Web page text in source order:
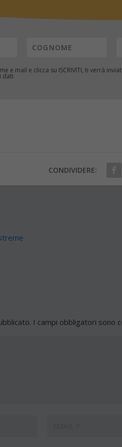
e mail e clicca su ISCRIVITI, ti verrà
dati
CONDIVIDERE:
I campi obbligatori sono